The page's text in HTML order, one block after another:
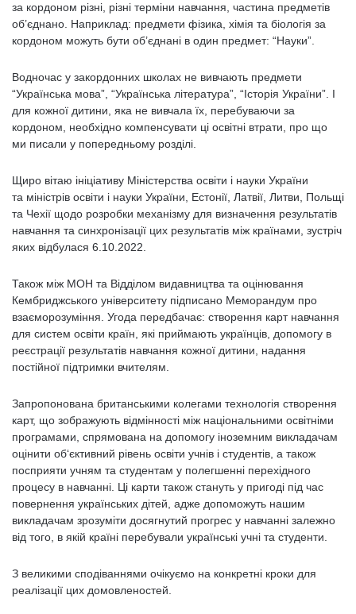
за кордоном різні, різні терміни навчання, частина предметів
об’єднано. Наприклад: предмети фізика, хімія та біологія за
кордоном можуть бути об’єднані в один предмет: “Науки”.
Водночас у закордонних школах не вивчають предмети
“Українська мова”, “Українська література”, “Історія України”. І
для кожної дитини, яка не вивчала їх, перебуваючи за
кордоном, необхідно компенсувати ці освітні втрати, про що
ми писали у попередньому розділі.
Щиро вітаю ініціативу Міністерства освіти і науки України
та міністрів освіти і науки України, Естонії, Латвії, Литви, Польщі
та Чехії щодо розробки механізму для визначення результатів
навчання та синхронізації цих результатів між країнами, зустріч
яких відбулася 6.10.2022.
Також між МОН та Відділом видавництва та оцінювання
Кембриджського університету підписано Меморандум про
взаєморозуміння. Угода передбачає: створення карт навчання
для систем освіти країн, які приймають українців, допомогу в
реєстрації результатів навчання кожної дитини, надання
постійної підтримки вчителям.
Запропонована британськими колегами технологія створення
карт, що зображують відмінності між національними освітніми
програмами, спрямована на допомогу іноземним викладачам
оцінити об‘єктивний рівень освіти учнів і студентів, а також
посприяти учням та студентам у полегшенні перехідного
процесу в навчанні. Ці карти також стануть у пригоді під час
повернення українських дітей, адже допоможуть нашим
викладачам зрозуміти досягнутий прогрес у навчанні залежно
від того, в якій країні перебували українські учні та студенти.
З великими сподіваннями очікуємо на конкретні кроки для
реалізації цих домовленостей.